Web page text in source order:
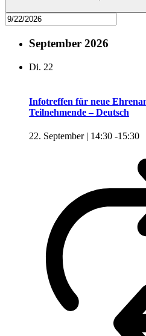
September 2026
Di. 22
Infotreffen für neue
Teilnehmende – Deutsch
22. September | 14:30 -15:30